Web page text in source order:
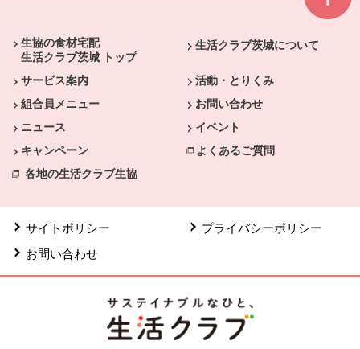
生協の食材宅配
生活クラブ茨城 トップ
生活クラブ茨城について
サービス案内
活動・とりくみ
組合員メニュー
お問い合わせ
ニュース
イベント
キャンペーン
よくあるご質問
各地の生活クラブ生協
サイトポリシー
プライバシーポリシー
お問い合わせ